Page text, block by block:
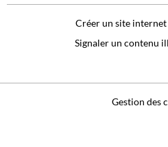
Créer un site internet
Signaler un contenu
Gestion des